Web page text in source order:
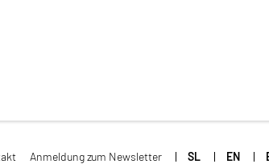
Anmeldung zum Newsletter SL EN